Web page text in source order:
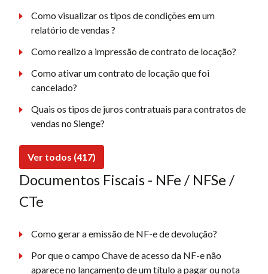
Como visualizar os tipos de condições em um
relatório de vendas ?
Como realizo a impressão de contrato de locação?
Como ativar um contrato de locação que foi
cancelado?
Quais os tipos de juros contratuais para contratos de
vendas no Sienge?
Ver todos (417)
Documentos Fiscais - NFe / NFSe /
CTe
Como gerar a emissão de NF-e de devolução?
Por que o campo Chave de acesso da NF-e não
aparece no lançamento de um título a pagar ou nota